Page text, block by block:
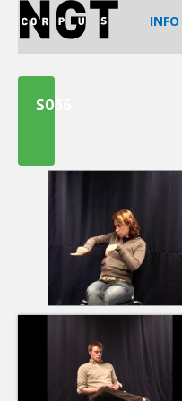
Jump
navigation
INFO
topS036